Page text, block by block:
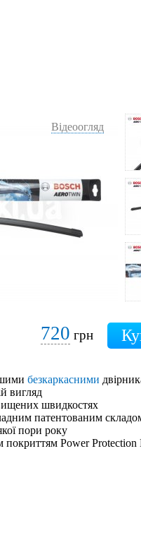
Відеоогляд
720 грн
безкаркасними
вигляд
швидкостях
патентованим
пори року
покриттям Power